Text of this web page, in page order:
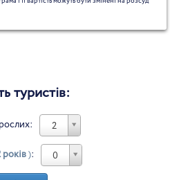
туристів:
2
років): 0